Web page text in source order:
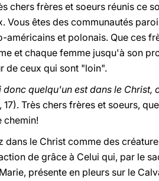
chers frères et soeurs réunis ce
Vous êtes des communautés
américains et polonais. Que ces
et chaque femme jusqu'à son
de ceux qui sont "loin".
donc quelqu'un est dans le
17). Très chers frères et soeurs,
chemin!
dans le Christ comme des
de grâce à Celui qui, par le
présente en pleurs sur le